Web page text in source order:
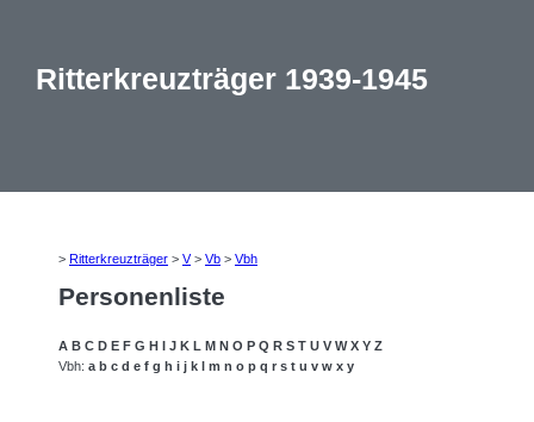
Ritterkreuzträger 1939-1945
> Ritterkreuzträger > V> Vb > Vbh
Personenliste
A B C D E F G H I J K L M N O P Q R S T U V W X Y Z
Vbh: a b c d e f g h i j k l m n o p q r s t u v w x y